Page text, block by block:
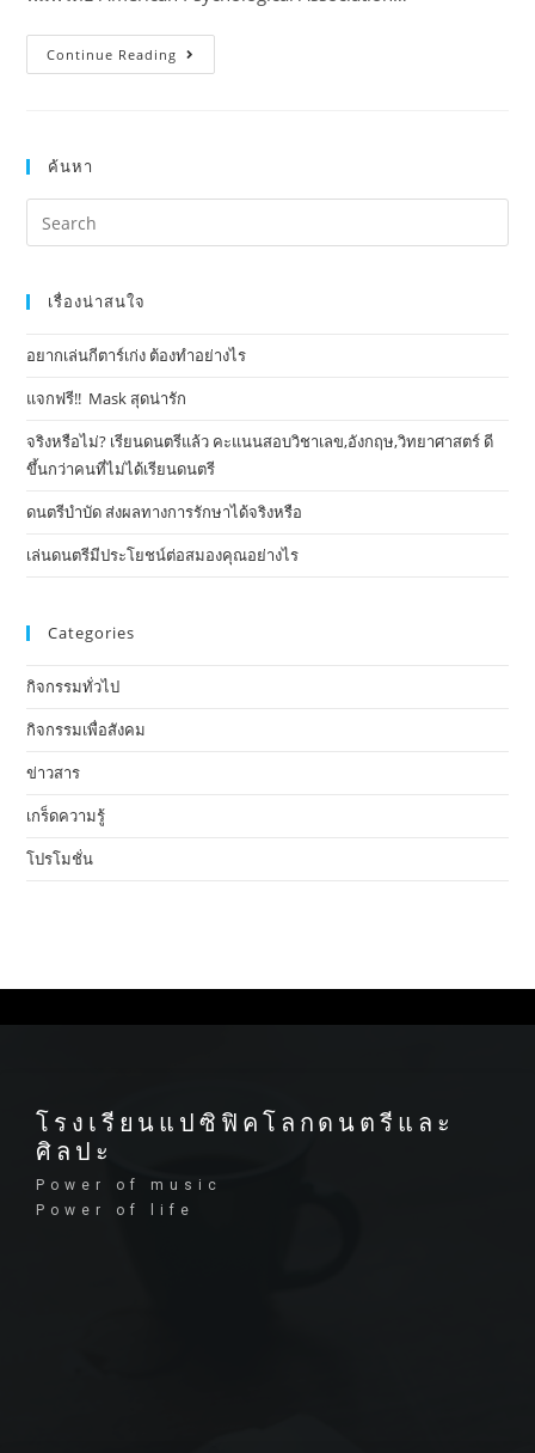
Continue Reading
ค้นหา
เรื่องน่าสนใจ
อยากเล่นกีตาร์เก่ง ต้องทำอย่างไร
แจกฟรี!! Mask​ สุดน่ารัก
จริงหรือไม่? เรียนดนตรีแล้ว คะแนนสอบวิชาเลข,อังกฤษ,วิทยาศาสตร์ ดี
ขึ้นกว่าคนที่ไม่ได้เรียนดนตรี
ดนตรีบำบัด ส่งผลทางการรักษาได้จริงหรือ
เล่นดนตรีมีประโยชน์ต่อสมองคุณอย่างไร
Categories
กิจกรรมทั่วไป
กิจกรรมเพื่อสังคม
ข่าวสาร
เกร็ดความรู้
โปรโมชั่น
โรงเรียนแปซิฟิคโลกดนตรีและ
ศิลปะ
Power of music
Power of life